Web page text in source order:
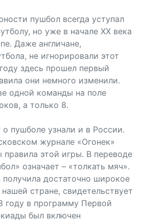
пушбол всегда уступал
но уже в начале ХХ века
Даже англичане,
не игнорировали этот
здесь прошел первый
они немного изменили.
одной команды на поле
а только 8.
пушболе узнали и в России.
журнале «Огонек»
этой игры. В переводе
означает – «толкать мяч».
получила достаточно широкое
стране, свидетельствует
году в программу Первой
был включен